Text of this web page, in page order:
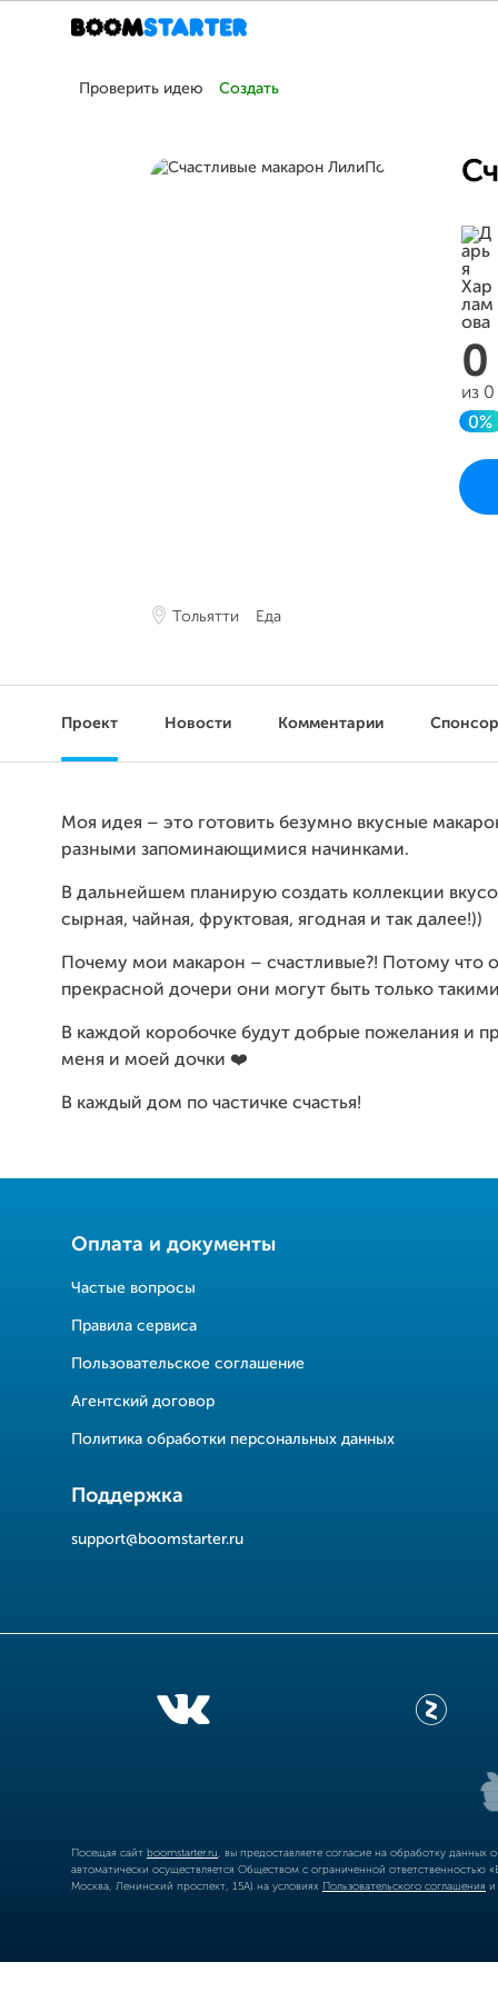
Проверить идею Создать
Тольятти Еда
из
0%
в
Проект Новости Комментарии
Моя идея – это готовить безумно вкусные
разными запоминающимися начинками.
В дальнейшем планирую создать коллекции
сырная, чайная, фруктовая, ягодная и так далее!))
Почему мои макарон – счастливые?! Потому что
прекрасной дочери они могут быть только
В каждой коробочке будут добрые пожелания и
меня и моей дочки ❤️
В каждый дом по частичке счастья!
Оплата и документы
Частые вопросы
Правила сервиса
Пользовательское соглашение
Агентский договор
Политика обработки персональных данных
Поддержка
support@boomstarter.ru
Посещая сайт boomstarter.ru , вы предоставляете согласие на обработку
автоматически осуществляется Обществом с ограниченной
Москва, Ленинский проспект, 15А) на условиях Пользовательского соглашения и